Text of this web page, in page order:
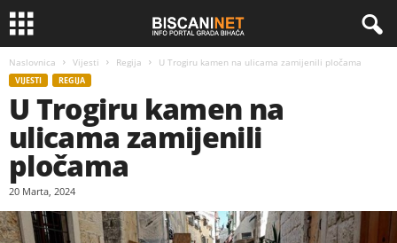
Naslovnica Vijesti Regija U Trogiru kamen na ulicama zamijenili pločama
VIJESTI REGIJA
U Trogiru kamen na
ulicama zamijenili
pločama
20 Marta, 2024